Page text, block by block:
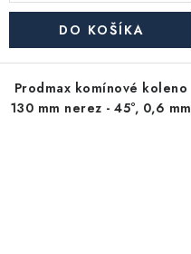
DO KOŠÍKA
Prodmax komínové koleno
130 mm nerez - 45°, 0,6 mm